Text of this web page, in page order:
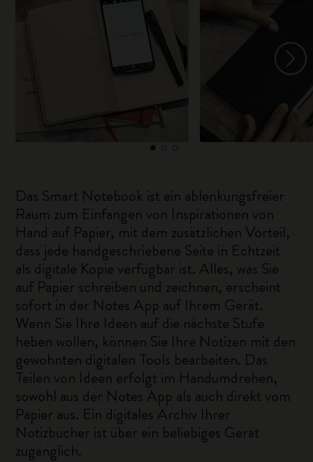
Das Smart Notebook ist ein ablenkungsfreier
Raum zum Einfangen von Inspirationen von
Hand auf Papier, mit dem zusätzlichen Vorteil,
dass jede handgeschriebene Seite in Echtzeit
als digitale Kopie verfügbar ist. Alles, was Sie
auf Papier schreiben und zeichnen, erscheint
sofort in der Notes App auf Ihrem Gerät.
Wenn Sie Ihre Ideen auf die nächste Stufe
heben wollen, können Sie Ihre Notizen mit den
gewohnten digitalen Tools bearbeiten. Das
Teilen von Ideen erfolgt im Handumdrehen,
sowohl aus der Notes App als auch direkt vom
Papier aus. Ein digitales Archiv Ihrer
Notizbücher ist über ein beliebiges Gerät
zugänglich.